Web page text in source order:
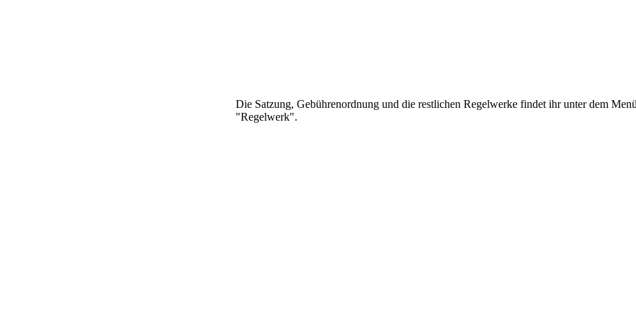
Die Satzung, Gebührenordnung und die restlichen Regelwerke findet ihr unter dem
"Regelwerk".